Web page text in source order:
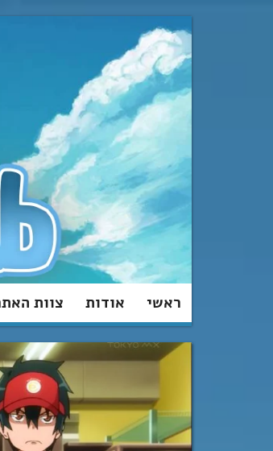
ראשי אודות צוות